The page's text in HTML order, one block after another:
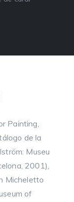
Painting,
de la
Museu
2001),
Micheletto
of